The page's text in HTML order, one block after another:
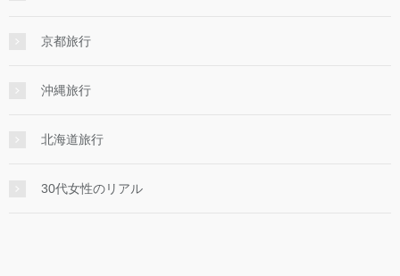
京都旅行
沖縄旅行
北海道旅行
30代女性のリアル